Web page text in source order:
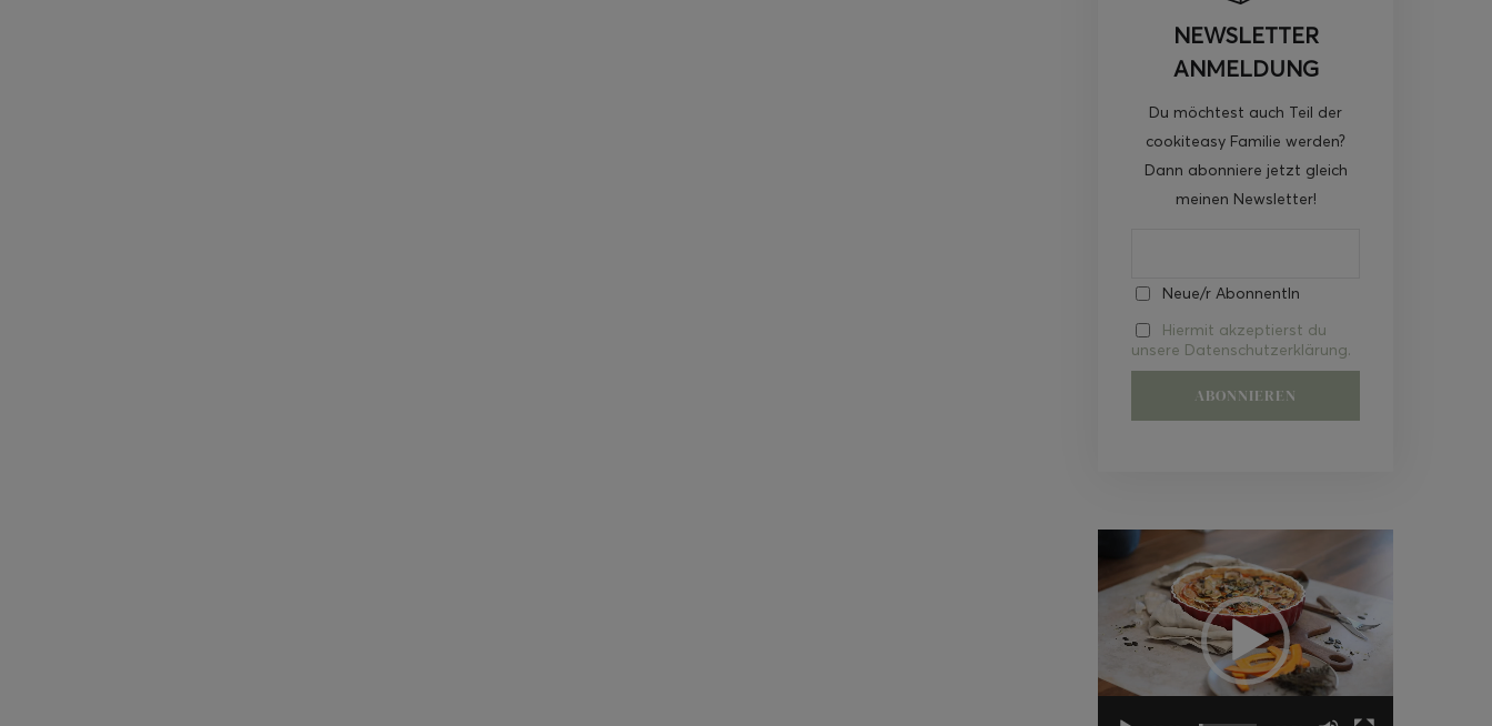
NEWSLETTER
ANMELDUNG
Du möchtest auch Teil der
cookiteasy Familie werden?
Dann abonniere jetzt gleich
meinen Newsletter!
Neue/r AbonnentIn
Hiermit akzeptierst du
unsere Datenschutzerklärung.
Video-
Player